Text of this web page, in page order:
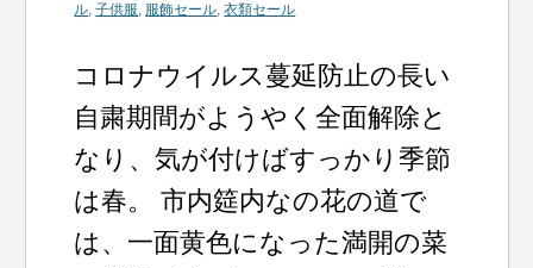
ル,子供服, 服飾セール,衣類セール
コロナウイルス蔓延防止の長い
自粛期間がようやく全面解除と
なり、気が付けばすっかり季節
は春。 市内筵内なの花の道で
は、一面黄色になった満開の菜